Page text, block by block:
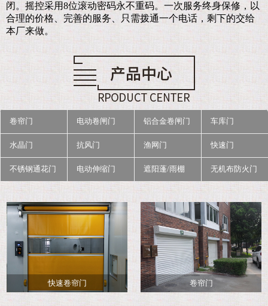
闭。摇控采用8位滚动密码永不重码。一次服务终身保修，以
合理的价格、完善的服务、只需拨通一个电话，剩下的交给
本厂来做。
卷帘门 电动卷闸门 铝合金卷闸门 车库门
水晶门 抗风门 渔网门 快速门
不锈钢通花门 电动伸缩门 遮阳蓬/雨棚 无机布防火门
快速卷帘门 卷帘门